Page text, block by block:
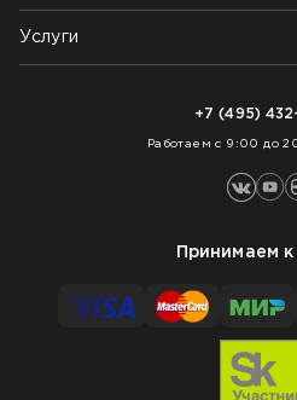
Контакты
Блог
Возврат товара
Как заказать
Услуги
+7 (495)
Работаем с 9:00 до
Принимаем